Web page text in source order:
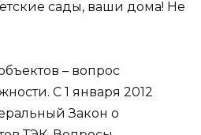
сады, ваши дома! Не
– вопрос
С 1 января 2012
Закон о